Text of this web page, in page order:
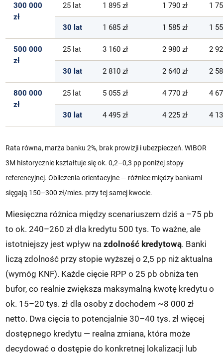
300 000
zł
25 lat 1 895 zł 1 790 zł 1
30 lat 1 685 zł 1 585 zł 1
500 000
zł
25 lat 3 160 zł 2 980 zł 2
30 lat 2 810 zł 2 640 zł 2
800 000
zł
25 lat 5 055 zł 4 770 zł 4
30 lat 4 495 zł 4 225 zł 4
Rata równa, marża banku 2%, brak prowizji i ubezpieczeń. WIBOR
3M historycznie kształtuje się ok. 0,2–0,3 pp poniżej stopy
referencyjnej. Obliczenia orientacyjne — różnice między bankami
sięgają 150–300 zł/mies. przy tej samej kwocie.
Miesięczna różnica między scenariuszem dziś a –75 pb
to ok. 240–260 zł dla kredytu 500 tys. To ważne, ale
istotniejszy jest wpływ nazdolność kredytową. Banki
liczą zdolność przy stopie wyższej o 2,5 pp niż aktualna
(wymóg KNF). Każde cięcie RPP o 25 pb obniża ten
bufor, co realnie zwiększa maksymalną kwotę kredytu o
ok. 15–20 tys. zł dla osoby z dochodem ~8 000 zł
netto. Dwa cięcia to potencjalnie 30–40 tys. zł więcej
dostępnego kredytu — realna zmiana, która może
decydować o dostępie do konkretnej lokalizacji lub